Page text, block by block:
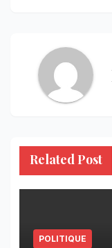
Related Post
POLITIQUE